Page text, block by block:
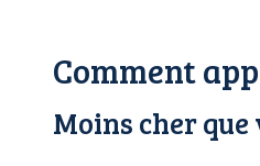
Comment
Moins cher